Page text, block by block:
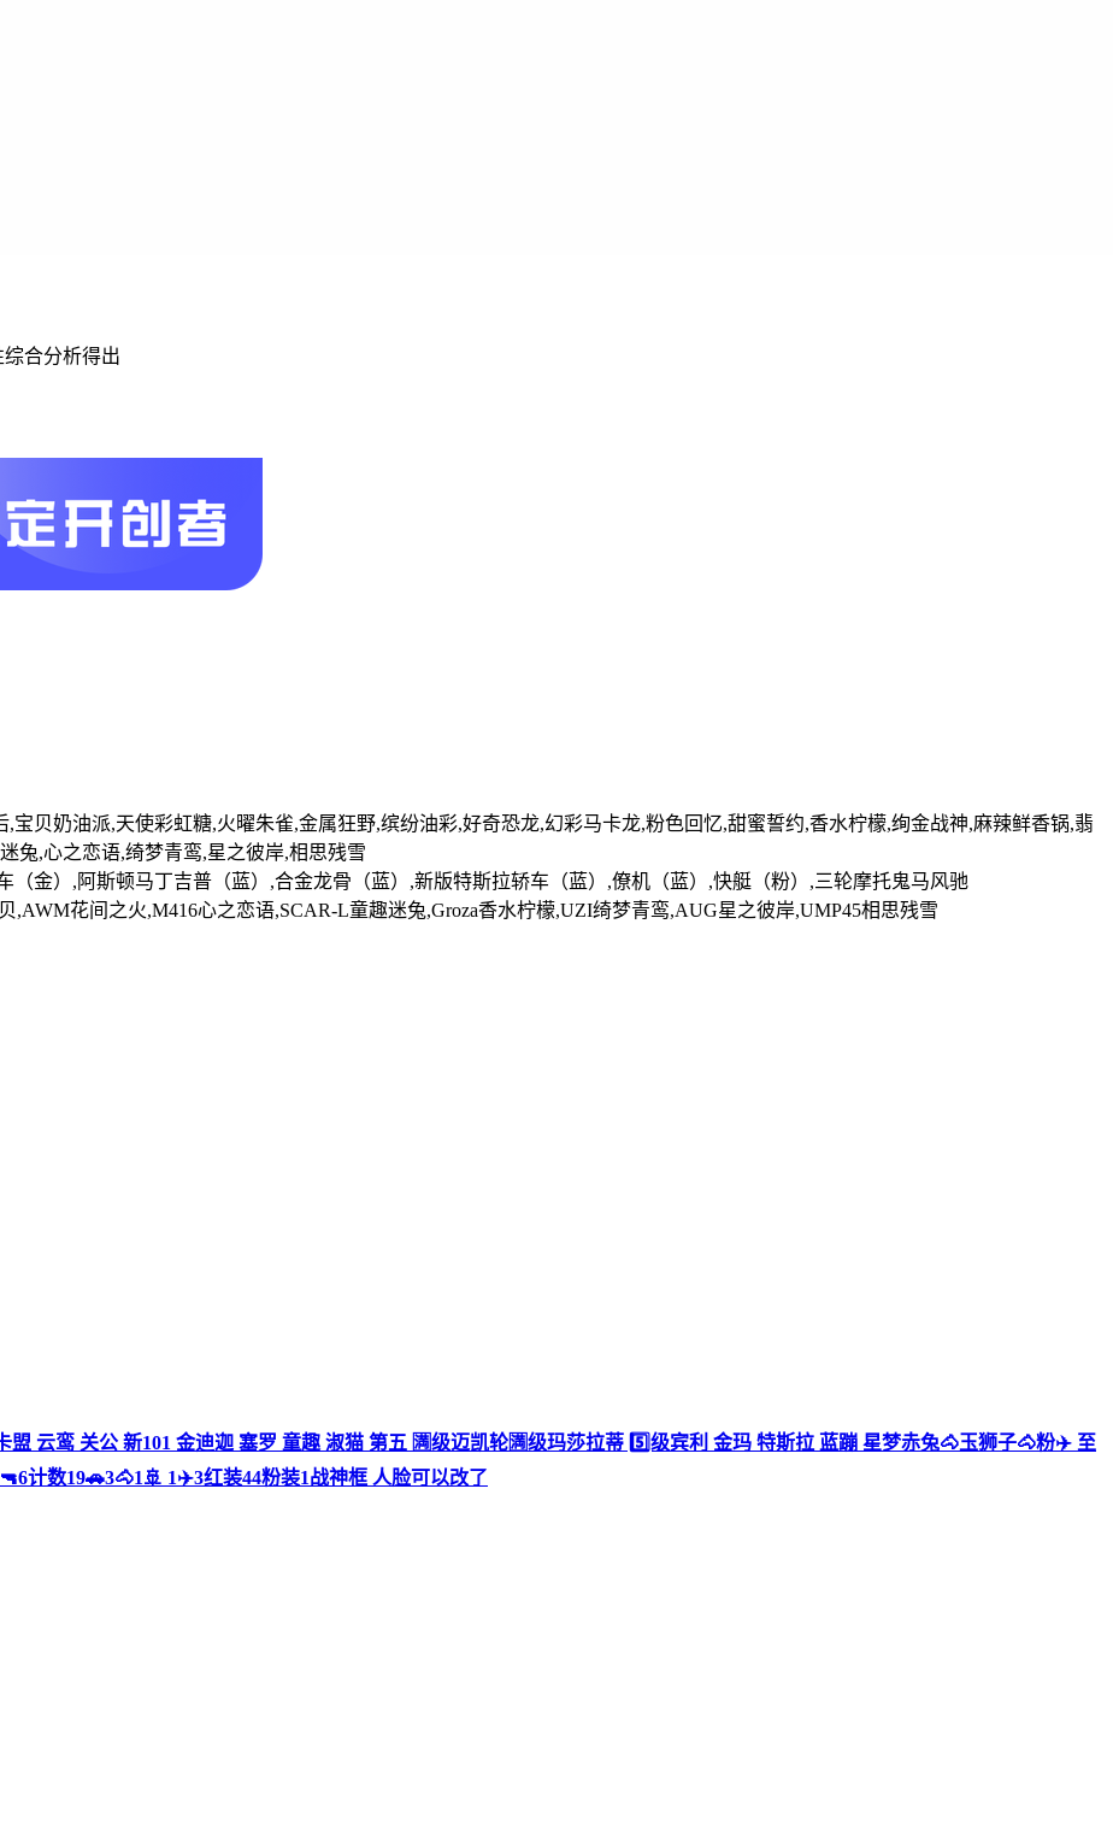
合分析得出
宝贝奶油派,天使彩虹糖,火曜朱雀,金属狂野,缤纷油彩,好奇恐龙,幻彩马卡龙,粉色回忆,甜蜜誓约,香水柠檬,绚金战神,麻辣鲜香锅,翡
兔,心之恋语,绮梦青鸾,星之彼岸,相思残雪
（金）,阿斯顿马丁吉普（蓝）,合金龙骨（蓝）,新版特斯拉轿车（蓝）,僚机（蓝）,快艇（粉）,三轮摩托鬼马风驰
,AWM花间之火,M416心之恋语,SCAR-L童趣迷兔,Groza香水柠檬,UZI绮梦青鸾,AUG星之彼岸,UMP45相思残雪
盟 云鸾 关公 新101 金迪迦 塞罗 童趣 淑猫 第五 🈵级迈凯轮🈵级玛莎拉蒂 5️⃣级宾利 金玛 特斯拉 蓝蹦 星梦赤兔🐴玉狮子🐴粉✈️ 至
计数19🚗3🐴1🚢 1✈️3红装44粉装1战神框 人脸可以改了